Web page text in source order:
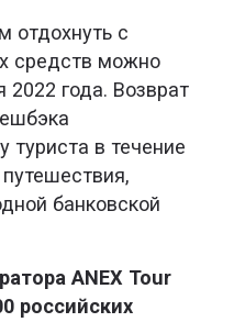
отдохнуть с
средств можно
года. Возврат
туриста в течение
банковской
ANEX Tour
российских